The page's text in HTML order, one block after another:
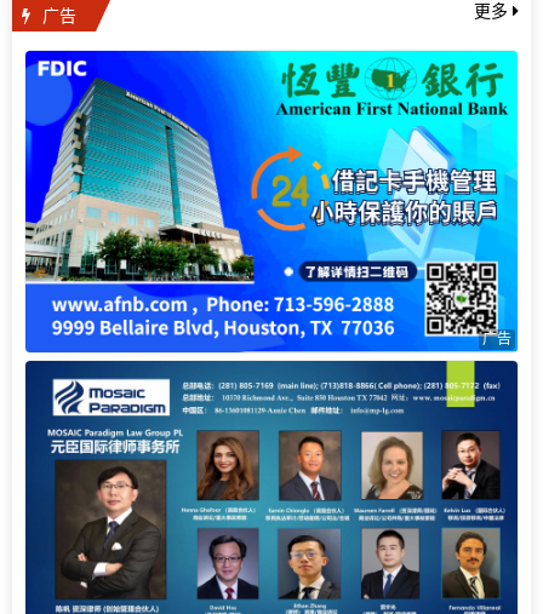
广告 更多
广告